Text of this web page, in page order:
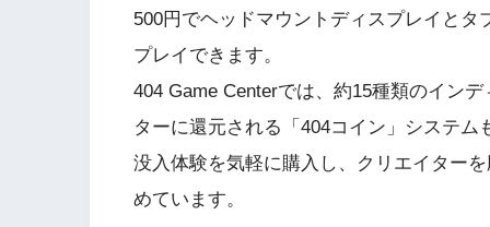
500円でヘッドマウントディスプレイと
プレイできます。
404 Game Centerでは、約15種類のイン
ターに還元される「404コイン」システム
没入体験を気軽に購入し、クリエイター
めています。